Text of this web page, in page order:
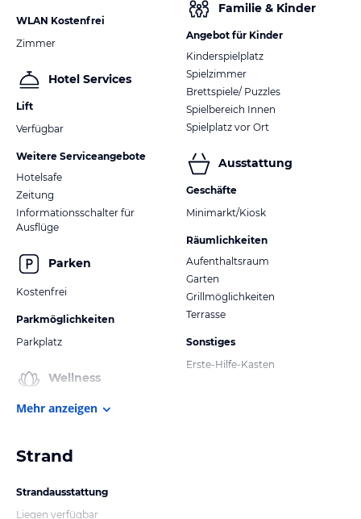
WLAN Kostenfrei
Zimmer
Hotel Services
Lift
Verfügbar
Weitere Serviceangebote
Hotelsafe
Zeitung
Informationsschalter für
Ausflüge
Parken
Kostenfrei
Parkmöglichkeiten
Parkplatz
Wellness
Familie & Kinder
Angebot für Kinder
Kinderspielplatz
Spielzimmer
Brettspiele/ Puzzles
Spielbereich Innen
Spielplatz vor Ort
Ausstattung
Geschäfte
Minimarkt/Kiosk
Räumlichkeiten
Aufenthaltsraum
Garten
Grillmöglichkeiten
Terrasse
Sonstiges
Erste-Hilfe-Kasten
Mehr anzeigen
Strand
Strandausstattung
Liegen verfügbar